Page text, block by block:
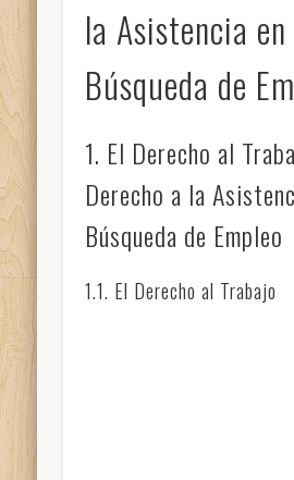
la Asistencia
Búsqueda de
1. El Derecho al
Derecho a la
Búsqueda de Empleo
1.1. El Derecho al Trabajo